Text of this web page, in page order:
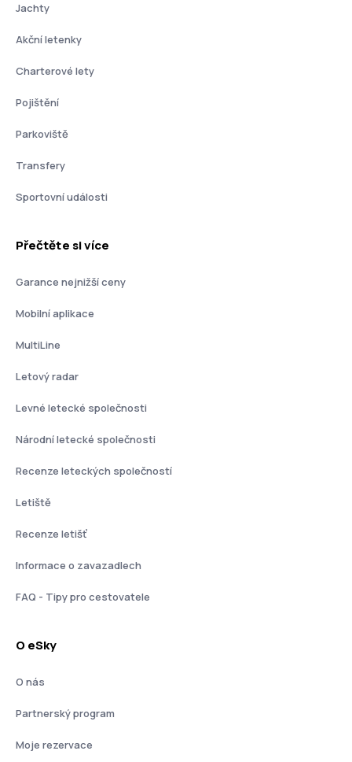
Jachty
Akční letenky
Charterové lety
Pojištění
Parkoviště
Transfery
Sportovní události
Přečtěte si více
Garance nejnižší ceny
Mobilní aplikace
MultiLine
Letový radar
Levné letecké společnosti
Národní letecké společnosti
Recenze leteckých společností
Letiště
Recenze letišť
Informace o zavazadlech
FAQ - Tipy pro cestovatele
O eSky
O nás
Partnerský program
Moje rezervace